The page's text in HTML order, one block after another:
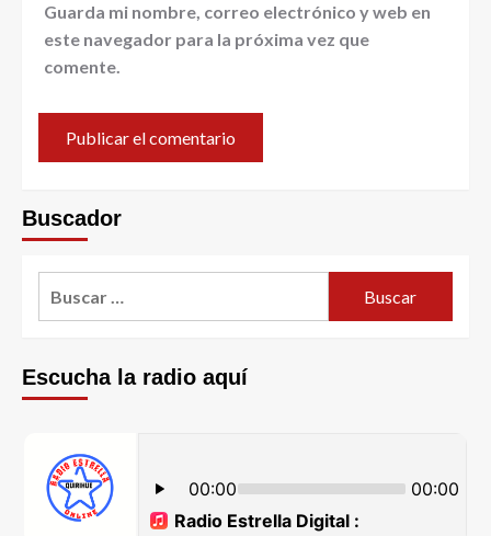
Guarda mi nombre, correo electrónico y web en
este navegador para la próxima vez que
comente.
Buscador
Escucha la radio aquí